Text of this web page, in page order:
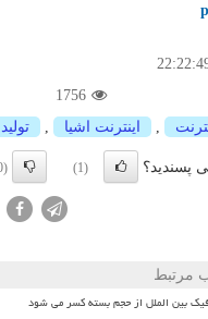
1756
, اینترنت اشیا , تولید
پسندید؟ (1)
(0)
مرتبط
بین الملل از حجم بسته کسر می شود